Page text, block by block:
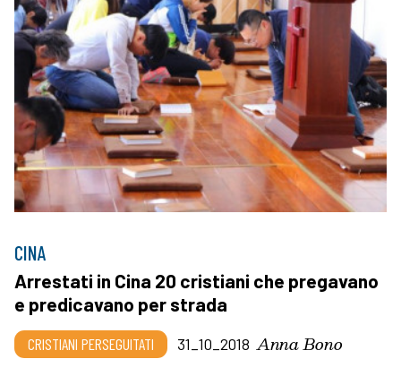
CINA
Arrestati in Cina 20 cristiani che pregavano
e predicavano per strada
CRISTIANI PERSEGUITATI 31_10_2018 Anna Bono